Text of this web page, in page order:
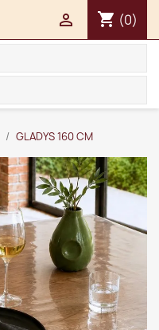
shopping_cart (0)

GLADYS 160 CM